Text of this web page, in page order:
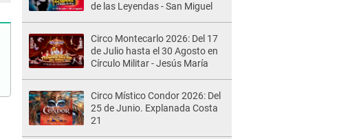
de las Leyendas - San Miguel
Circo Montecarlo 2026: Del 17
de Julio hasta el 30 Agosto en
Círculo Militar - Jesús María
Circo Místico Condor 2026: Del
25 de Junio. Explanada Costa
21